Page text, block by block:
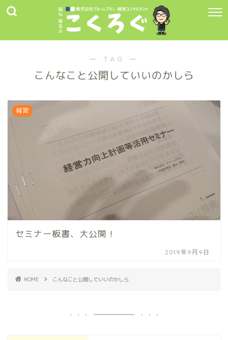
― TAG ―
こんなこと公開していいのかしら
経営
セミナー板書、大公開！
2019年9月9日
HOME こんなこと公開していいのかしら